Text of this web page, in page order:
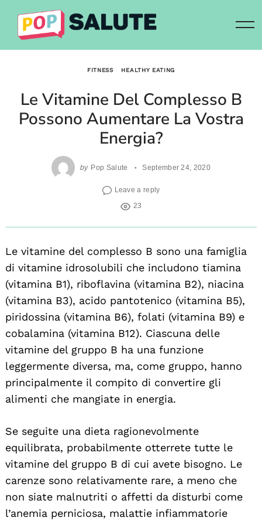
content
FITNESS HEALTHY EATING
Le Vitamine Del Complesso B
Possono Aumentare La Vostra
Energia?
by Pop Salute September 24, 2020
Leave a reply
23
Le vitamine del complesso B sono una famiglia
di vitamine idrosolubili che includono tiamina
(vitamina B1), riboflavina (vitamina B2), niacina
(vitamina B3), acido pantotenico (vitamina B5),
piridossina (vitamina B6), folati (vitamina B9) e
cobalamina (vitamina B12). Ciascuna delle
vitamine del gruppo B ha una funzione
leggermente diversa, ma, come gruppo, hanno
principalmente il compito di convertire gli
alimenti che mangiate in energia.
Se seguite una dieta ragionevolmente
equilibrata, probabilmente otterrete tutte le
vitamine del gruppo B di cui avete bisogno. Le
carenze sono relativamente rare, a meno che
non siate malnutriti o affetti da disturbi come
l’anemia perniciosa, malattie infiammatorie